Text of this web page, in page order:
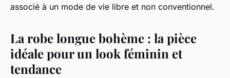
associé à un mode de vie libre et non conventionnel.
La robe longue bohème : la pièce
idéale pour un look féminin et
tendance